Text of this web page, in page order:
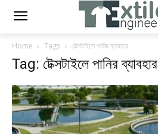
Home Tags টেক্সটাইলে পানির ব্যাবহার
Tag: টেক্সটাইলে পানির ব্যাবহার